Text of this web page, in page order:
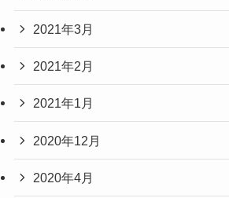
2021年3月
2021年2月
2021年1月
2020年12月
2020年4月